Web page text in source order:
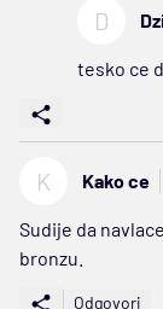
D
tesko ce
K Kako ce
Sudije da
bronzu.
Odgovori